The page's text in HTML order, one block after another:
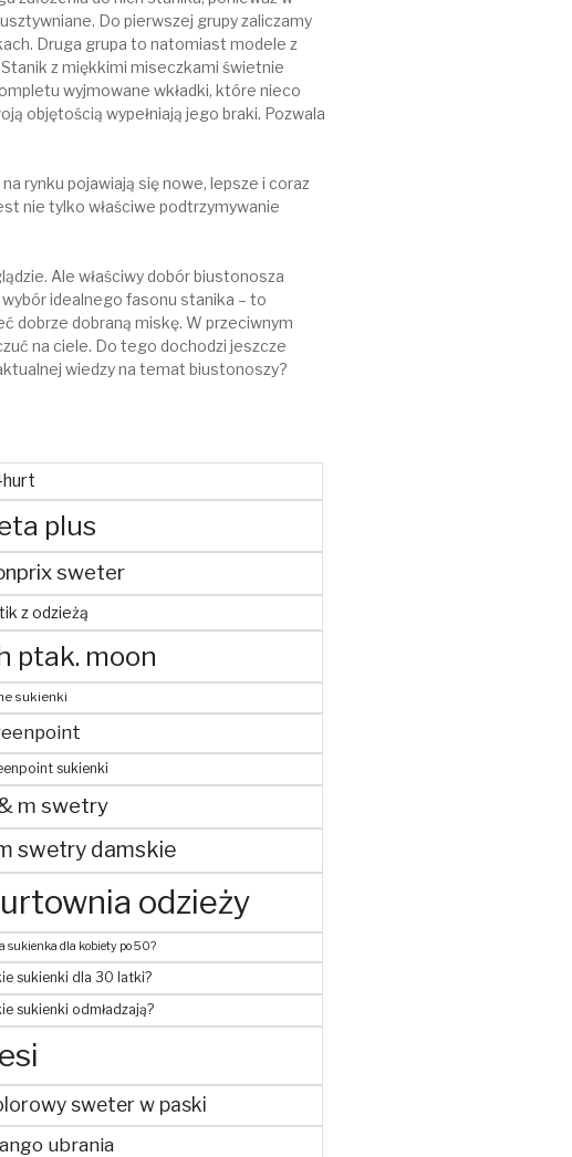
Do pierwszej grupy zaliczamy
Druga grupa to natomiast modele z
z miękkimi miseczkami świetnie
wyjmowane wkładki, które nieco
objętością wypełniają jego braki. Pozwala
na rynku pojawiają się nowe, lepsze i coraz
nie tylko właściwe podtrzymywanie
Ale właściwy dobór biustonosza
idealnego fasonu stanika – to
dobrze dobraną miskę. W przeciwnym
na ciele. Do tego dochodzi jeszcze
wiedzy na temat biustonoszy?
plus
sweter
z odzieżą
ptak. moon
sukienki
sukienki
m swetry
swetry damskie
odzieży
sukienka dla kobiety po 50?
sukienki dla 30 latki?
sukienki odmładzają?
sweter w paski
ubrania